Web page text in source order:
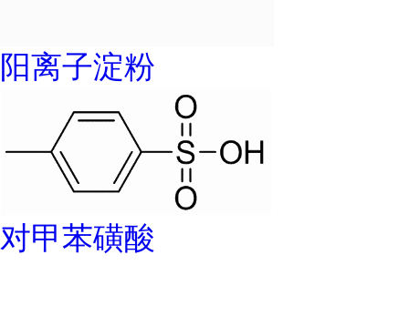
阳离子淀粉
对甲苯磺酸